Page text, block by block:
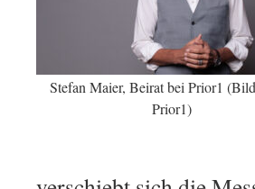
Stefan Maier, Beirat bei Prior1
Prior1)